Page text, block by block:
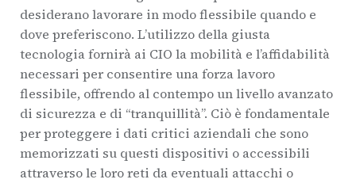
desiderano lavorare in modo flessibile quando e
dove preferiscono. L’utilizzo della giusta
tecnologia fornirà ai CIO la mobilità e l’affidabilità
necessari per consentire una forza lavoro
flessibile, offrendo al contempo un livello avanzato
di sicurezza e di “tranquillità”. Ciò è fondamentale
per proteggere i dati critici aziendali che sono
memorizzati su questi dispositivi o accessibili
attraverso le loro reti da eventuali attacchi o